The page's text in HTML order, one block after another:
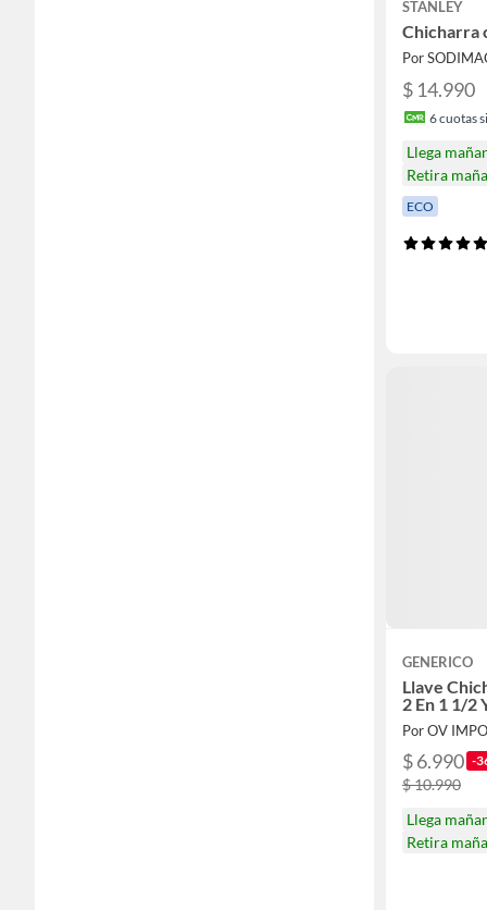
STANLEY
Chicharra
Por
$ 14.990
6cuotas
Llega
Retira
ECO
GENERICO
Llave
2 En 1 1/2
Por OV
$ 6.990 -
$ 10.990
Llega
Retira